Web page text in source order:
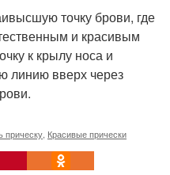
точку брови, где
и красивым
к крылу носа и
линию вверх через
прическу Красивые прически